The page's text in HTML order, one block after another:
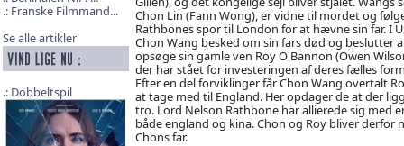
Franske Filmmand...
Se alle artikler
Dobbeltspil
Chon Lin (Fann Wong), er vidne til mordet og
Rathbones spor til London for at hævne sin far. I
Chon Wang besked om sin fars død og beslutter
opsøge sin gamle ven Roy O'Bannon (Owen
der har stået for investeringen af deres fælles
Efter en del forviklinger får Chon Wang overtalt
at tage med til England. Her opdager de at der
tro. Lord Nelson Rathbone har allierede sig med
både england og kina. Chon og Roy bliver
Chons far.